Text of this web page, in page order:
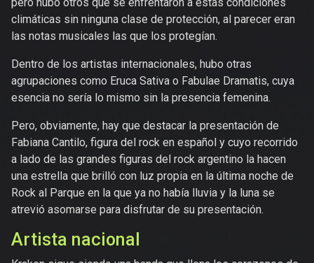
climáticas sin ninguna clase de protección, al parecer eran
las notas musicales las que los protegían.
Dentro de los artistas internacionales, hubo otras
agrupaciones como Eruca Sativa o Fabulae Dramatis, cuya
esencia no sería lo mismo sin la presencia femenina.
Pero, obviamente, hay que destacar la presentación de
Fabiana Cantilo, figura del rock en español y cuyo recorrido
a lado de las grandes figuras del rock argentino la hacen
una estrella que brilló con luz propia en la última noche de
Rock al Parque en la que ya no había lluvia y la luna se
atrevió asomarse para disfrutar de su presentación.
Artista nacional